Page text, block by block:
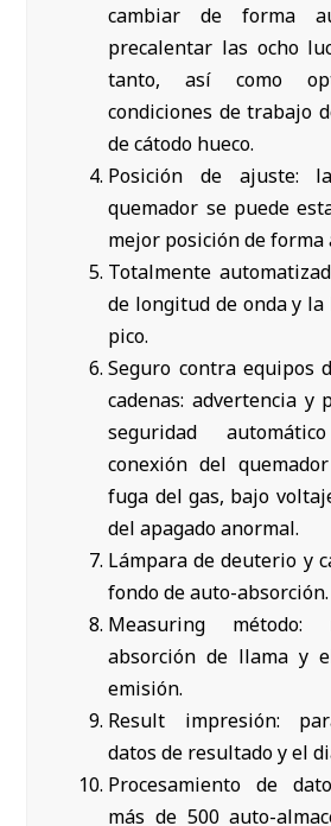
cambiar de forma
precalentar las ocho
tanto, así como
condiciones de trabajo
de cátodo hueco.
Posición de ajuste:
quemador se puede
mejor posición de forma
Totalmente
de longitud de onda y la
pico.
Seguro contra equipos
cadenas: advertencia y
seguridad
conexión del
fuga del gas, bajo
del apagado anormal.
Lámpara de deuterio y
fondo de auto-absorción.
Measuring método:
absorción de llama y
emisión.
Result impresión:
datos de resultado y el
Procesamiento de
más de 500 auto-